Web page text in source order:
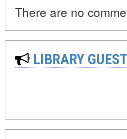
There are no
LIBRARY